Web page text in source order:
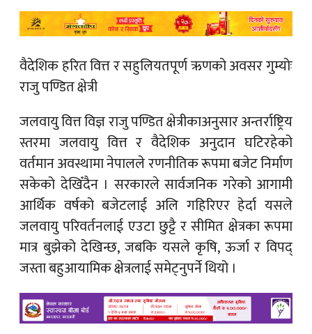
वैदेशिक हरित वित्त र सहुलियतपूर्ण ऋणको अवसर गुम्योः
राजु पण्डित क्षेत्री
जलवायु वित्त विज्ञ राजु पण्डित क्षेत्रीकाअनुसार अन्तर्राष्ट्रिय
स्तरमा जलवायु वित्त र वैदेशिक अनुदान घटिरहेको
वर्तमान अवस्थामा नेपालले रणनीतिक रूपमा बजेट निर्माण
सकेको देखिँदैन । सरकारले सार्वजनिक गरेको आगामी
आर्थिक वर्षको बजेटलाई अलि गहिरिएर हेर्दा यसले
जलवायु परिवर्तनलाई एउटा छुट्टै र सीमित क्षेत्रका रूपमा
मात्र बुझेको देखिन्छ, जबकि यसले कृषि, ऊर्जा र विपद्
जस्ता बहुआयामिक क्षेत्रलाई समेट्नुपर्ने थियो ।